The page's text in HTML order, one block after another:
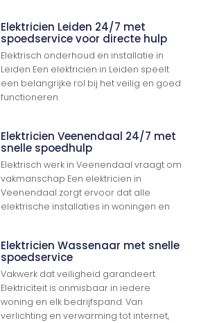
Elektricien Leiden 24/7 met
spoedservice voor directe hulp
Elektrisch onderhoud en installatie in
Leiden Een elektricien in Leiden speelt
een belangrijke rol bij het veilig en goed
functioneren
Elektricien Veenendaal 24/7 met
snelle spoedhulp
Elektrisch werk in Veenendaal vraagt om
vakmanschap Een elektricien in
Veenendaal zorgt ervoor dat alle
elektrische installaties in woningen en
Elektricien Wassenaar met snelle
spoedservice
Vakwerk dat veiligheid garandeert
Elektriciteit is onmisbaar in iedere
woning en elk bedrijfspand. Van
verlichting en verwarming tot internet,